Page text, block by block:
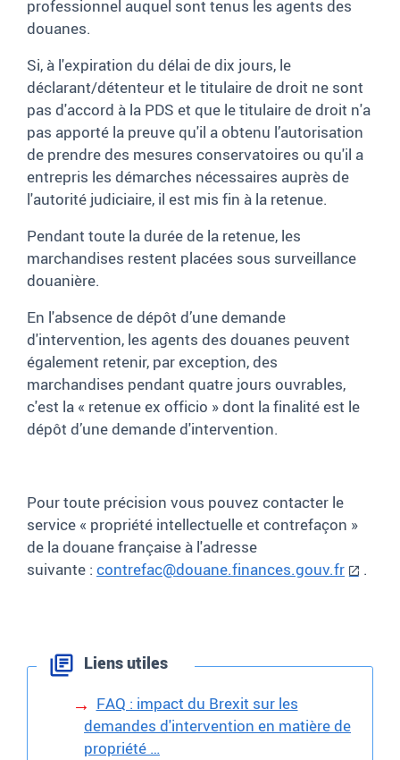
professionnel auquel sont tenus les agents des
douanes.
Si, à l'expiration du délai de dix jours, le
déclarant/détenteur et le titulaire de droit ne sont
pas d'accord à la PDS et que le titulaire de droit n'a
pas apporté la preuve qu'il a obtenu l’autorisation
de prendre des mesures conservatoires ou qu'il a
entrepris les démarches nécessaires auprès de
l'autorité judiciaire, il est mis fin à la retenue.
Pendant toute la durée de la retenue, les
marchandises restent placées sous surveillance
douanière.
En l'absence de dépôt d’une demande
d'intervention, les agents des douanes peuvent
également retenir, par exception, des
marchandises pendant quatre jours ouvrables,
c'est la « retenue ex officio »dont la finalité est le
dépôt d’une demande d'intervention.
Pour toute précision vous pouvez contacter le
service « propriété intellectuelle et contrefaçon »
de la douane française à l'adresse
suivante : contrefac@douane.finances.gouv.fr .
Liens utiles
FAQ : impact du Brexit sur les
demandes d'intervention en matière de
propriété …